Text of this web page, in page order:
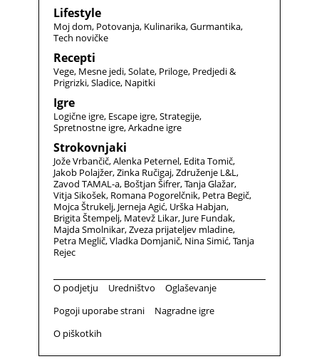
Lifestyle
Moj dom Potovanja Kulinarika Gurmantika
Tech novičke
Recepti
Vege Mesne jedi Solate Priloge Predjedi &
Prigrizki Sladice Napitki
Igre
Logične igre Escape igre Strategije
Spretnostne igre Arkadne igre
Strokovnjaki
Jože Vrbančič Alenka Peternel Edita Tomič
Jakob Polajžer Zinka Ručigaj Združenje L&L
Zavod TAMAL-a Boštjan Šifrer Tanja Glažar
Vitja Sikošek Romana Pogorelčnik Petra Begič
Mojca Štrukelj Jerneja Agić Urška Habjan
Brigita Štempelj Matevž Likar Jure Fundak
Majda Smolnikar Zveza prijateljev mladine
Petra Meglič Vladka Domjanič Nina Simić Tanja
Rejec
O podjetju Uredništvo
Oglaševanje
Pogoji uporabe strani
Nagradne igre
O piškotkih